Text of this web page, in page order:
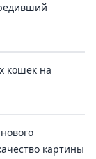
кошек на
картины